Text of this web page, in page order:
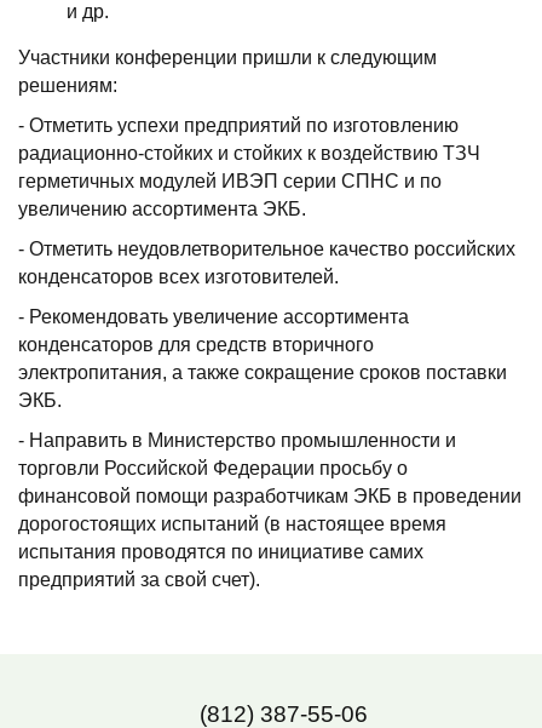
и др.
Участники конференции пришли к следующим
решениям:
- Отметить успехи предприятий по изготовлению
радиационно-стойких и стойких к воздействию ТЗЧ
герметичных модулей ИВЭП серии СПНС и по
увеличению ассортимента ЭКБ.
- Отметить неудовлетворительное качество российских
конденсаторов всех изготовителей.
- Рекомендовать увеличение ассортимента
конденсаторов для средств вторичного
электропитания, а также сокращение сроков поставки
ЭКБ.
- Направить в Министерство промышленности и
торговли Российской Федерации просьбу о
финансовой помощи разработчикам ЭКБ в проведении
дорогостоящих испытаний (в настоящее время
испытания проводятся по инициативе самих
предприятий за свой счет).
(812) 387-55-06